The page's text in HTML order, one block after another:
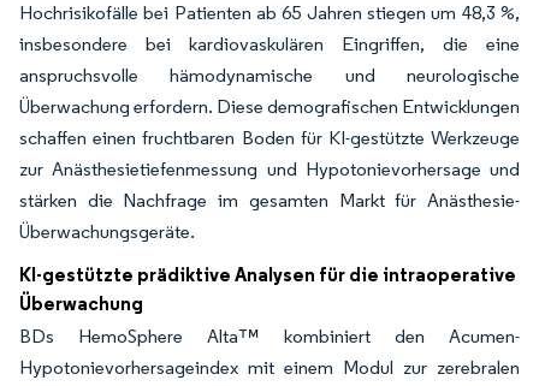
Hochrisikofälle bei Patienten ab 65 Jahren stiegen um 48,3 %,
insbesondere bei kardiovaskulären Eingriffen, die eine
anspruchsvolle hämodynamische und neurologische
Überwachung erfordern. Diese demografischen Entwicklungen
schaffen einen fruchtbaren Boden für KI-gestützte Werkzeuge
zur Anästhesietiefenmessung und Hypotonievorhersage und
stärken die Nachfrage im gesamten Markt für Anästhesie-
Überwachungsgeräte.
KI-gestützte prädiktive Analysen für die intraoperative
Überwachung
BDs HemoSphere Alta™ kombiniert den Acumen-
Hypotonievorhersageindex mit einem Modul zur zerebralen